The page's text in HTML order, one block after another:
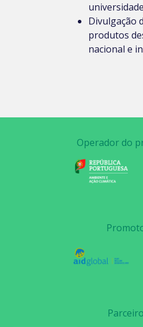
Divulgação
produtos
nacional e
Operador do